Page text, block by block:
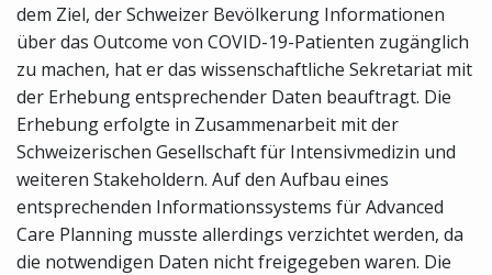
dem Ziel, der Schweizer Bevölkerung Informationen
über das Outcome von COVID-19-Patienten zugänglich
zu machen, hat er das wissenschaftliche Sekretariat mit
der Erhebung entsprechender Daten beauftragt. Die
Erhebung erfolgte in Zusammenarbeit mit der
Schweizerischen Gesellschaft für Intensivmedizin und
weiteren Stakeholdern. Auf den Aufbau eines
entsprechenden Informationssystems für Advanced
Care Planning musste allerdings verzichtet werden, da
die notwendigen Daten nicht freigegeben waren. Die